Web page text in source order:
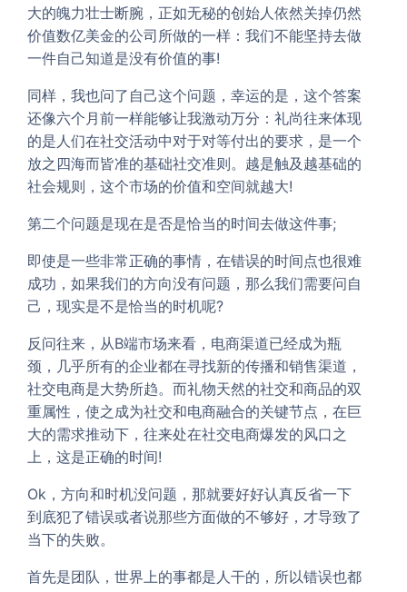
大的魄力壮士断腕，正如无秘的创始人依然关掉仍然
价值数亿美金的公司所做的一样：我们不能坚持去做
一件自己知道是没有价值的事!
同样，我也问了自己这个问题，幸运的是，这个答案
还像六个月前一样能够让我激动万分：礼尚往来体现
的是人们在社交活动中对于对等付出的要求，是一个
放之四海而皆准的基础社交准则。越是触及越基础的
社会规则，这个市场的价值和空间就越大!
第二个问题是现在是否是恰当的时间去做这件事;
即使是一些非常正确的事情，在错误的时间点也很难
成功，如果我们的方向没有问题，那么我们需要问自
己，现实是不是恰当的时机呢?
反问往来，从B端市场来看，电商渠道已经成为瓶
颈，几乎所有的企业都在寻找新的传播和销售渠道，
社交电商是大势所趋。而礼物天然的社交和商品的双
重属性，使之成为社交和电商融合的关键节点，在巨
大的需求推动下，往来处在社交电商爆发的风口之
上，这是正确的时间!
Ok，方向和时机没问题，那就要好好认真反省一下
到底犯了错误或者说那些方面做的不够好，才导致了
当下的失败。
首先是团队，世界上的事都是人干的，所以错误也都